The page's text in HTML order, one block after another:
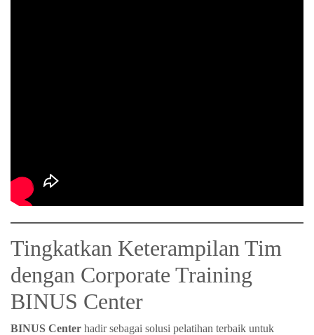
Tingkatkan Keterampilan Tim
dengan Corporate Training
BINUS Center
BINUS Center hadir sebagai solusi pelatihan terbaik untuk